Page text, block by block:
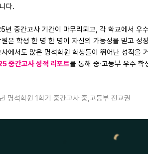
다.
년 중간고사 기간이 마무리되고, 각 학교에서 우
은 학생 한 명 한 명이 자신의 가능성을 믿고
에서도 많은 명석학원 학생들이 뛰어난 성적을
중간고사 성적 리포트를 통해 중·고등부 우수
명석학원 1학기 중간고사 중,고등부 전교권